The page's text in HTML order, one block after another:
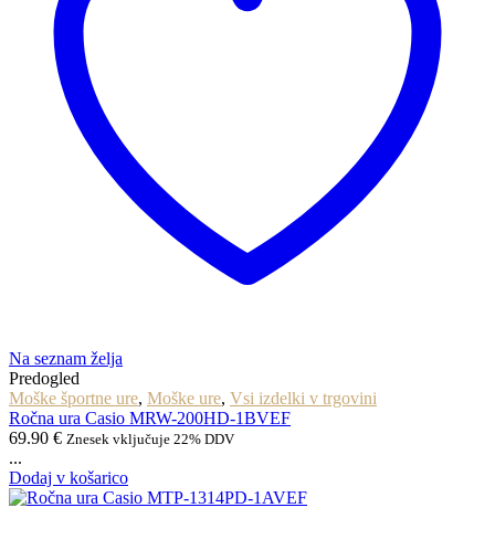
Na seznam želja
Predogled
Moške športne ure, Moške ure, Vsi izdelki v trgovini
Ročna ura Casio MRW-200HD-1BVEF
69.90 € Znesek vključuje 22% DDV
...
Dodaj v košarico